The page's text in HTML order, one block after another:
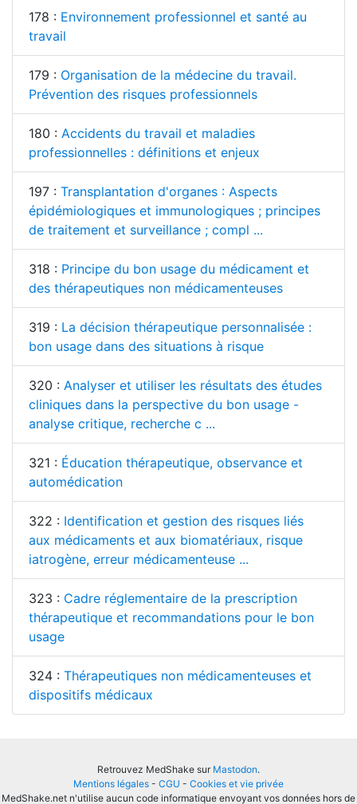
178 : Environnement professionnel et santé au
travail
179 : Organisation de la médecine du travail.
Prévention des risques professionnels
180 : Accidents du travail et maladies
professionnelles : définitions et enjeux
197 : Transplantation d'organes : Aspects
épidémiologiques et immunologiques ; principes
de traitement et surveillance ; compl ...
318 : Principe du bon usage du médicament et
des thérapeutiques non médicamenteuses
319 : La décision thérapeutique personnalisée :
bon usage dans des situations à risque
320 : Analyser et utiliser les résultats des études
cliniques dans la perspective du bon usage -
analyse critique, recherche c ...
321 : Éducation thérapeutique, observance et
automédication
322 : Identification et gestion des risques liés
aux médicaments et aux biomatériaux, risque
iatrogène, erreur médicamenteuse ...
323 : Cadre réglementaire de la prescription
thérapeutique et recommandations pour le bon
usage
324 : Thérapeutiques non médicamenteuses et
dispositifs médicaux
Retrouvez MedShake sur Mastodon.
Mentions légales - CGU - Cookies et vie privée
MedShake.net n'utilise aucun code informatique envoyant vos données hors de